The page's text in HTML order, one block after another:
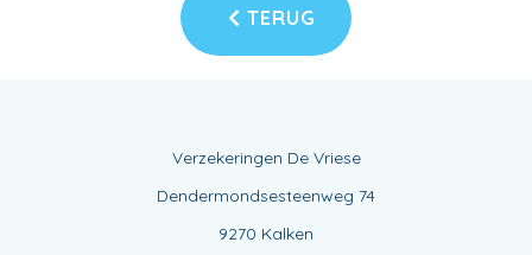
TERUG
Verzekeringen De Vriese
Dendermondsesteenweg 74
9270 Kalken